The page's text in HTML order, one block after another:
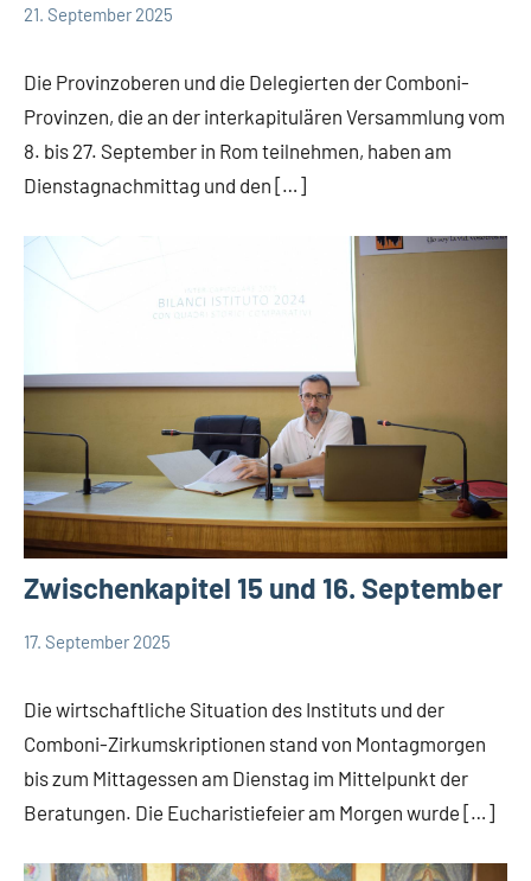
App-
intern
App-
Weisheit
21. September 2025
Hubert
Die Provinzoberen und die Delegierten der Comboni-
Provinzen, die an der interkapitulären Versammlung vom
8. bis 27. September in Rom teilnehmen, haben am
Dienstagnachmittag und den […]
Zwischenkapitel 15 und 16. September
App-
intern
App-
Weisheit
17. September 2025
Hubert
Die wirtschaftliche Situation des Instituts und der
Comboni-Zirkumskriptionen stand von Montagmorgen
bis zum Mittagessen am Dienstag im Mittelpunkt der
Beratungen. Die Eucharistiefeier am Morgen wurde […]